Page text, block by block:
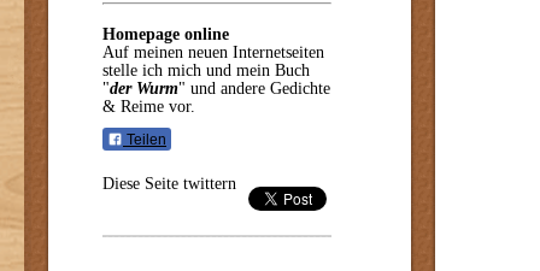
Homepage online
Auf meinen neuen Internetseiten
stelle ich mich und mein Buch
"der Wurm" und andere Gedichte
& Reime vor.
Teilen
Diese Seite twittern